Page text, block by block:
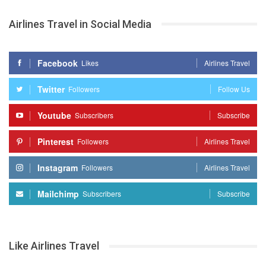
Airlines Travel in Social Media
Facebook Likes Airlines Travel
Twitter Followers Follow Us
Youtube Subscribers Subscribe
Pinterest Followers Airlines Travel
Instagram Followers Airlines Travel
Mailchimp Subscribers Subscribe
Like Airlines Travel